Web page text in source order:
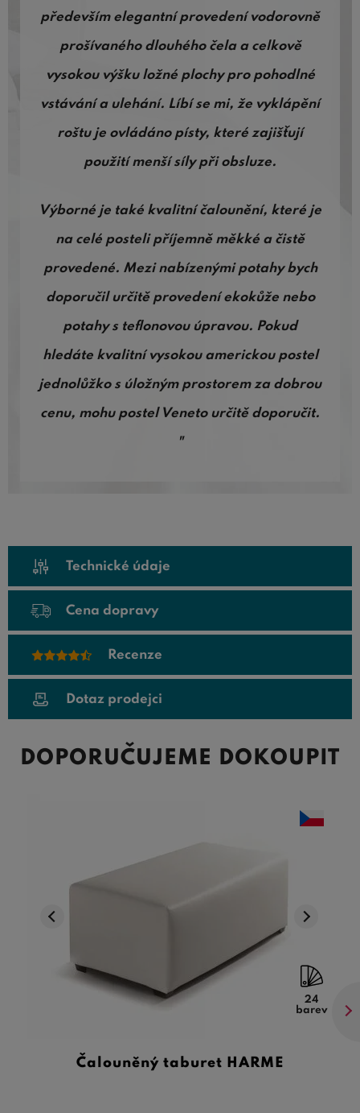
především elegantní provedení vodorovně
prošívaného dlouhého čela a celkově
vysokou výšku ložné plochy pro pohodlné
vstávání a ulehání. Líbí se mi, že vyklápění
roštu je ovládáno písty, které zajišťují
použití menší síly při obsluze.
Výborné je také kvalitní čalounění, které je
na celé posteli příjemně měkké a čistě
provedené. Mezi nabízenými potahy bych
doporučil určitě provedení ekokůže nebo
potahy s teflonovou úpravou. Pokud
hledáte kvalitní vysokou americkou postel
jednolůžko s úložným prostorem za dobrou
cenu, mohu postel Veneto určitě doporučit.
"
Technické údaje
Cena dopravy
Recenze
Dotaz prodejci
DOPORUČUJEME DOKOUPIT
24
barev
Čalouněný taburet HARME